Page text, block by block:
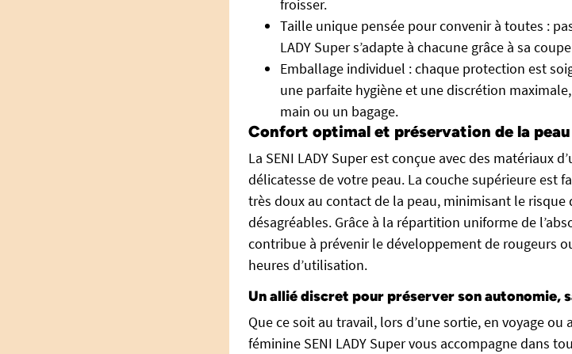
froisser.
Taille unique pensée pour convenir à toutes :
LADY Super s’adapte à chacune grâce à sa
Emballage individuel : chaque protection est
une parfaite hygiène et une discrétion
main ou un bagage.
Confort optimal et préservation de la peau
La SENI LADY Super est conçue avec des matériaux
délicatesse de votre peau. La couche supérieure est
très doux au contact de la peau, minimisant le risque
désagréables. Grâce à la répartition uniforme de
contribue à prévenir le développement de rougeurs
heures d’utilisation.
Un allié discret pour préserver son autonomie,
Que ce soit au travail, lors d’une sortie, en voyage
féminine SENI LADY Super vous accompagne dans